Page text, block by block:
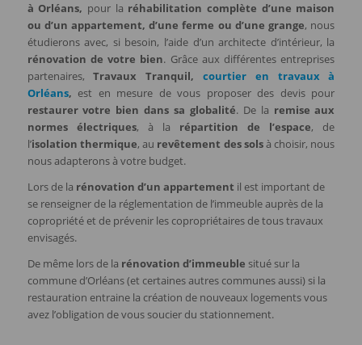
à Orléans, pour la réhabilitation complète d’une maison
ou d’un appartement, d’une ferme ou d’une grange, nous
étudierons avec, si besoin, l’aide d’un architecte d’intérieur, la
rénovation de votre bien. Grâce aux différentes entreprises
partenaires,Travaux Tranquil,
courtier en travaux à
Orléans, est en mesure de vous proposer des devis pour
restaurer votre bien dans sa globalité. De la remise aux
normes électriques, à la répartition de l’espace, de
l’isolation thermique, au revêtement des solsà choisir, nous
nous adapterons à votre budget.
Lors de la rénovation d’un appartement il est important de
se renseigner de la réglementation de l’immeuble auprès de la
copropriété et de prévenir les copropriétaires de tous travaux
envisagés.
De même lors de la rénovation d’immeuble situé sur la
commune d’Orléans (et certaines autres communes aussi) si la
restauration entraine la création de nouveaux logements vous
avez l’obligation de vous soucier du stationnement.